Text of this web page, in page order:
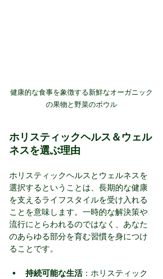
健康的な食事を象徴する新鮮なオーガニック
の果物と野菜のボウル
ホリスティックヘルス＆ウェル
ネスを選ぶ理由
ホリスティックヘルスとウェルネスを
選択するということは、長期的な健康
を支えるライフスタイルを受け入れる
ことを意味します。一時的な解決策や
流行にとらわれるのではなく、あなた
のあらゆる部分を育む習慣を身につけ
ることです。
持続可能な生活：ホリスティック